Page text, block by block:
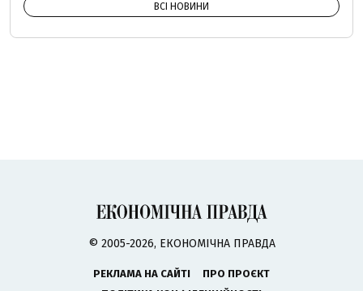
ВСІ НОВИНИ
© 2005-2026, ЕКОНОМІЧНА ПРАВДА
РЕКЛАМА НА САЙТІ
ПРО ПРОЄКТ